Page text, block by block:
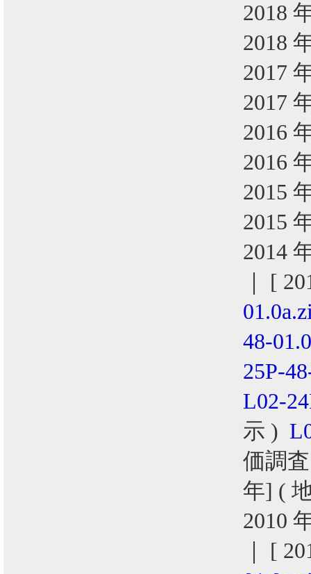
2018
2018
2017
2017
2016
2016
2015
2015
2014
｜ [
48-
25P-
L02-
示 )
価調
年] (
2010
｜ [